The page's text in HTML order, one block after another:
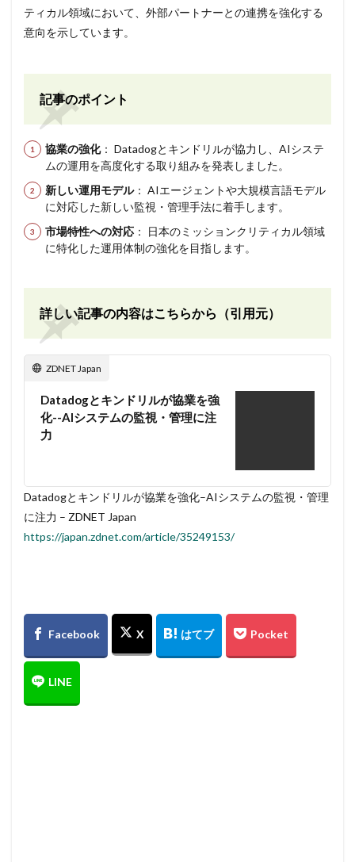
ティカル領域において、外部パートナーとの連携を強化する
意向を示しています。
記事のポイント
協業の強化： Datadogとキンドリルが協力し、AIシステ
ムの運用を高度化する取り組みを発表しました。
新しい運用モデル： AIエージェントや大規模言語モデル
に対応した新しい監視・管理手法に着手します。
市場特性への対応 ： 日本のミッションクリティカル領域
に特化した運用体制の強化を目指します。
詳しい記事の内容はこちらから（引用元）
ZDNET Japan
Datadogとキンドリルが協業を強
化--AIシステムの監視・管理に注
力
Datadogとキンドリルが協業を強化–AIシステムの監視・管理
に注力 – ZDNET Japan
https://japan.zdnet.com/article/35249153/